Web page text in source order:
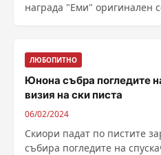
награда "Еми" оригинален
ЛЮБОПИТНО
Юнона събра погледите
визия на ски писта
06/02/2024
Скиори падат по пистите
събира погледите на